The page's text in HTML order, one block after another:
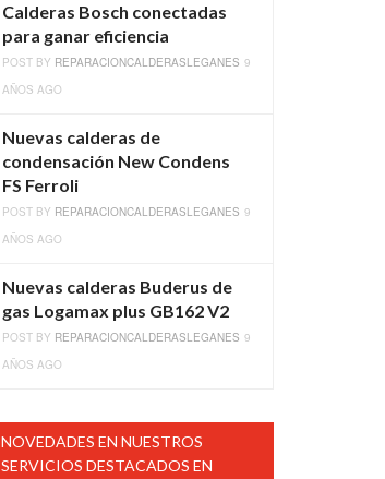
Calderas Bosch conectadas
para ganar eficiencia
POST BY REPARACIONCALDERASLEGANES 9
AÑOS AGO
Nuevas calderas de
condensación New Condens
FS Ferroli
POST BY REPARACIONCALDERASLEGANES 9
AÑOS AGO
Nuevas calderas Buderus de
gas Logamax plus GB162 V2
POST BY REPARACIONCALDERASLEGANES 9
AÑOS AGO
NOVEDADES EN NUESTROS
SERVICIOS DESTACADOS EN